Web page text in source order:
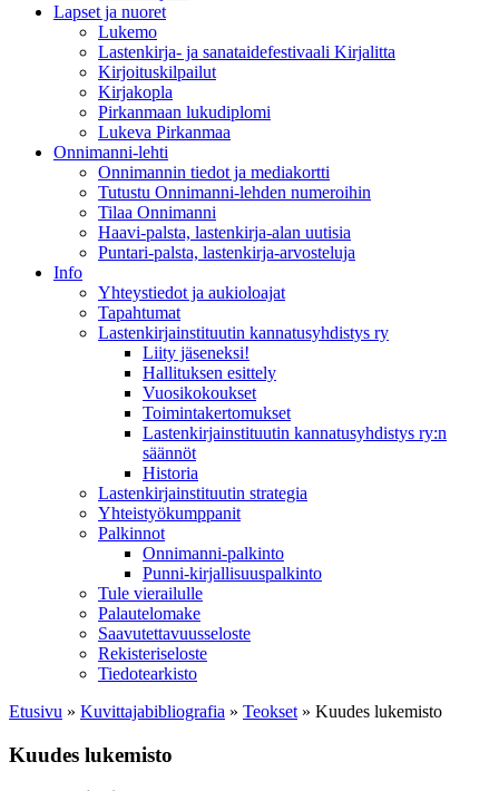
Lapset ja nuoret
Lukemo
Lastenkirja- ja sanataidefestivaali Kirjalitta
Kirjoituskilpailut
Kirjakopla
Pirkanmaan lukudiplomi
Lukeva Pirkanmaa
Onnimanni-lehti
Onnimannin tiedot ja mediakortti
Tutustu Onnimanni-lehden numeroihin
Tilaa Onnimanni
Haavi-palsta, lastenkirja-alan uutisia
Puntari-palsta, lastenkirja-arvosteluja
Info
Yhteystiedot ja aukioloajat
Tapahtumat
Lastenkirjainstituutin kannatusyhdistys ry
Liity jäseneksi!
Hallituksen esittely
Vuosikokoukset
Toimintakertomukset
Lastenkirjainstituutin kannatusyhdistys ry:n
säännöt
Historia
Lastenkirjainstituutin strategia
Yhteistyökumppanit
Palkinnot
Onnimanni-palkinto
Punni-kirjallisuuspalkinto
Tule vierailulle
Palautelomake
Saavutettavuusseloste
Rekisteriseloste
Tiedotearkisto
Etusivu » Kuvittaja­bibliografia » Teokset » Kuudes lukemisto
Kuudes lukemisto